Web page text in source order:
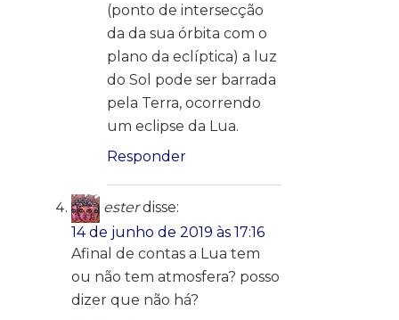
(ponto de intersecção
da da sua órbita com o
plano da eclíptica) a luz
do Sol pode ser barrada
pela Terra, ocorrendo
um eclipse da Lua.
Responder
ester disse:
14 de junho de 2019 às 17:16
Afinal de contas a Lua tem
ou não tem atmosfera? posso
dizer que não há?